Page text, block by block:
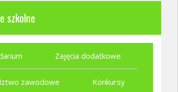
szkolne
Zajęcia dodatkowe
zawodowe Konkursy